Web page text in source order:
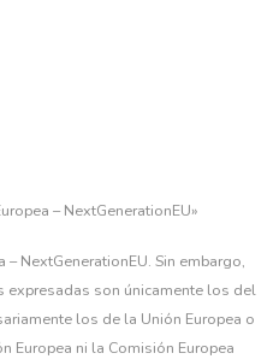
– NextGenerationEU»
NextGenerationEU. Sin embargo,
son únicamente los del
los de la Unión Europea o
Europea ni la Comisión Europea